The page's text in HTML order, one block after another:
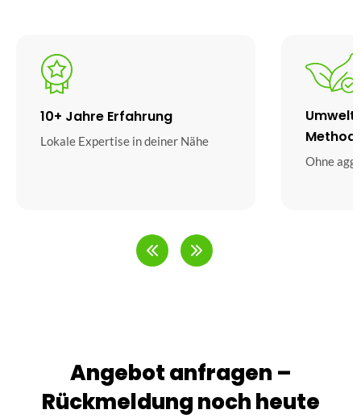
10+ Jahre Erfahrung
Lokale Expertise in deiner Nähe
Ohne
Angebot anfragen –
Rückmeldung noch heute